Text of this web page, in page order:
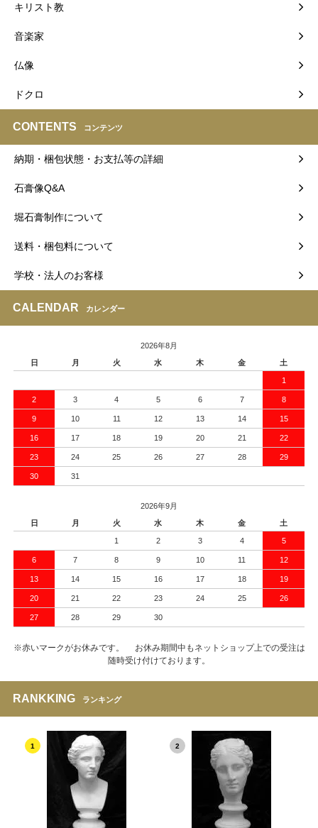
キリスト教
音楽家
仏像
ドクロ
CONTENTS コンテンツ
納期・梱包状態・お支払等の詳細
石膏像Q&A
堀石膏制作について
送料・梱包料について
学校・法人のお客様
CALENDAR カレンダー
2026年8月
日
月 火 水 木 金 土
1
2 3 4 5 6 7 8
9 10 11 12 13 14 15
16 17 18 19 20 21 22
23 24 25 26 27 28 29
30 31
2026年9月
日
月 火 水 木 金 土
1 2 3 4 5
6 7 8 9 10 11 12
13 14 15 16 17 18 19
20 21 22 23 24 25 26
27 28 29 30
※赤いマークがお休みです。 お休み期間中もネットショップ上での受注は
随時受け付けております。
RANKKING ランキング
1 2